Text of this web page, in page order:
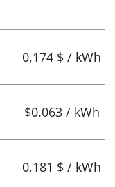
0,174 $ / kWh
$0.063 / kWh
0,181 $ / kWh